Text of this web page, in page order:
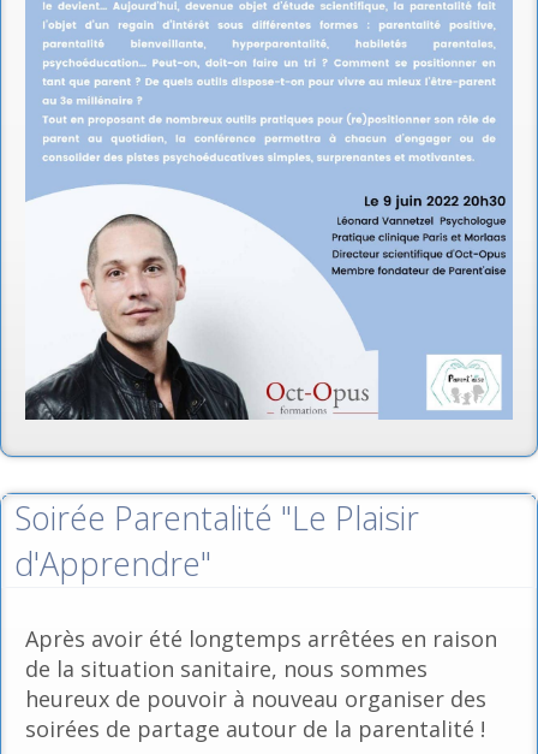
Soirée Parentalité "Le Plaisir
d'Apprendre"
Après avoir été longtemps arrêtées en raison
de la situation sanitaire, nous sommes
heureux de pouvoir à nouveau organiser des
soirées de partage autour de la parentalité !